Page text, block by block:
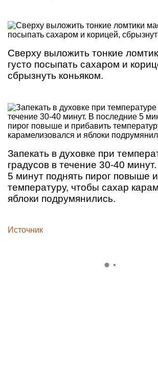
Сверху выложить тонкие
густо посыпать сахаром и
сбрызнуть коньяком.
Запекать в духовке при
градусов в течение 30-40
5 минут поднять пирог повыше
температуру, чтобы сахар
яблоки подрумянились.
Источник